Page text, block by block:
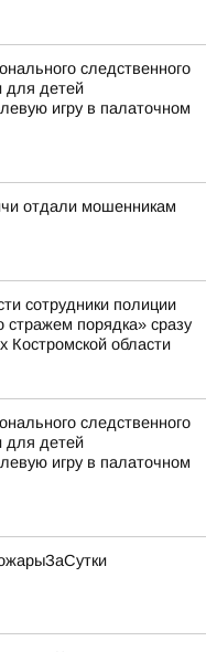
следственного
для детей
игру в палаточном
отдали мошенникам
сотрудники полиции
стражем порядка» сразу
Костромской области
следственного
для детей
игру в палаточном